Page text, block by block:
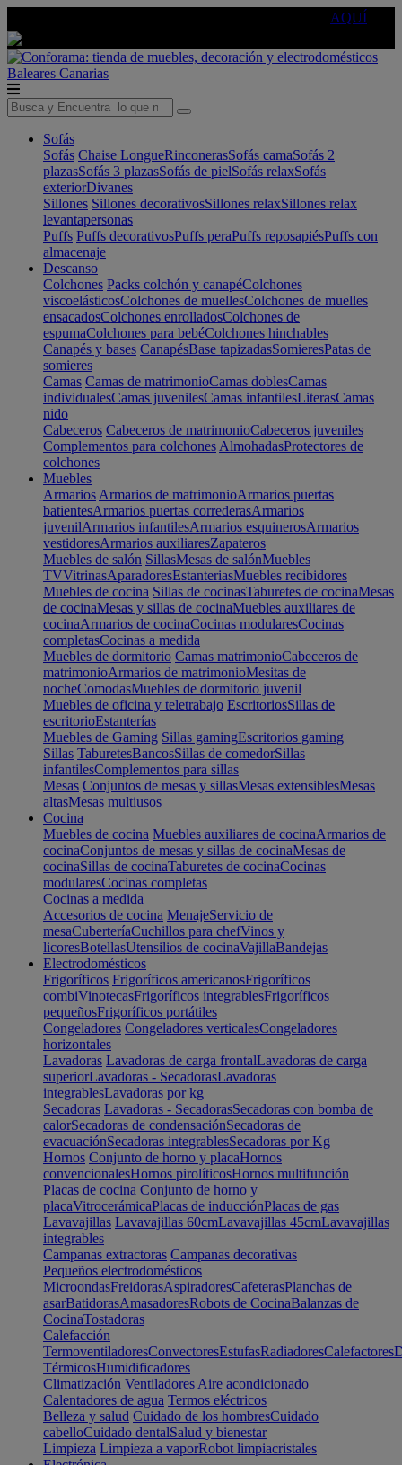
AQUÍ
Baleares Canarias
Sofás
Sofás Chaise LongueRinconerasSofás camaSofás 2
plazasSofás 3 plazasSofás de pielSofás relaxSofás
exteriorDivanes
Sillones Sillones decorativosSillones relaxSillones relax
levantapersonas
Puffs Puffs decorativosPuffs peraPuffs reposapiésPuffs con
almacenaje
Descanso
Colchones Packs colchón y canapéColchones
viscoelásticosColchones de muellesColchones de muelles
ensacadosColchones enrolladosColchones de
espumaColchones para bebéColchones hinchables
Canapés y bases CanapésBase tapizadasSomieresPatas de
somieres
Camas Camas de matrimonioCamas doblesCamas
individualesCamas juvenilesCamas infantilesLiterasCamas
nido
Cabeceros Cabeceros de matrimonioCabeceros juveniles
Complementos para colchones AlmohadasProtectores de
colchones
Muebles
Armarios Armarios de matrimonioArmarios puertas
batientesArmarios puertas correderasArmarios
juvenilArmarios infantilesArmarios esquinerosArmarios
vestidoresArmarios auxiliaresZapateros
Muebles de salón SillasMesas de salónMuebles
TVVitrinasAparadoresEstanteriasMuebles recibidores
Muebles de cocina Sillas de cocinasTaburetes de cocinaMesas
de cocinaMesas y sillas de cocinaMuebles auxiliares de
cocinaArmarios de cocinaCocinas modularesCocinas
completasCocinas a medida
Muebles de dormitorio Camas matrimonioCabeceros de
matrimonioArmarios de matrimonioMesitas de
nocheComodasMuebles de dormitorio juvenil
Muebles de oficina y teletrabajo EscritoriosSillas de
escritorioEstanterías
Muebles de Gaming Sillas gamingEscritorios gaming
Sillas TaburetesBancosSillas de comedorSillas
infantilesComplementos para sillas
Mesas Conjuntos de mesas y sillasMesas extensiblesMesas
altasMesas multiusos
Cocina
Muebles de cocina Muebles auxiliares de cocinaArmarios de
cocinaConjuntos de mesas y sillas de cocinaMesas de
cocinaSillas de cocinaTaburetes de cocinaCocinas
modularesCocinas completas
Cocinas a medida
Accesorios de cocina MenajeServicio de
mesaCuberteríaCuchillos para chefVinos y
licoresBotellasUtensilios de cocinaVajillaBandejas
Electrodomésticos
Frigoríficos Frigoríficos americanosFrigoríficos
combiVinotecasFrigoríficos integrablesFrigoríficos
pequeñosFrigoríficos portátiles
Congeladores Congeladores verticalesCongeladores
horizontales
Lavadoras Lavadoras de carga frontalLavadoras de carga
superiorLavadoras - SecadorasLavadoras
integrablesLavadoras por kg
Secadoras Lavadoras - SecadorasSecadoras con bomba de
calorSecadoras de condensaciónSecadoras de
evacuaciónSecadoras integrablesSecadoras por Kg
Hornos Conjunto de horno y placaHornos
convencionalesHornos pirolíticosHornos multifunción
Placas de cocina Conjunto de horno y
placaVitrocerámicaPlacas de inducciónPlacas de gas
Lavavajillas Lavavajillas 60cmLavavajillas 45cmLavavajillas
integrables
Campanas extractoras Campanas decorativas
Pequeños electrodomésticos
MicroondasFreidorasAspiradoresCafeterasPlanchas de
asarBatidorasAmasadoresRobots de CocinaBalanzas de
CocinaTostadoras
Calefacción
TermoventiladoresConvectoresEstufasRadiadoresCalefactores
TérmicosHumidificadores
Climatización Ventiladores Aire acondicionado
Calentadores de agua Termos eléctricos
Belleza y salud Cuidado de los hombresCuidado
cabelloCuidado dentalSalud y bienestar
Limpieza Limpieza a vaporRobot limpiacristales